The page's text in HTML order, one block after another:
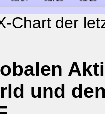
Chart der
und